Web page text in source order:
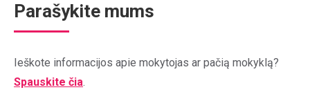
Parašykite mums
Ieškote informacijos apie mokytojas ar pačią mokyklą?
Spauskite čia.